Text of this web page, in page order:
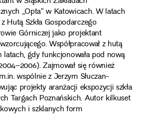
„Opta” w Katowicach. W latach
Hutą Szkła Gospodarczego
Górniczej jako projektant
Współpracował z hutą
gdy funkcjonowała pod nową
Zajmował się również
wspólnie z Jerzym Słuczan-
projekty aranżacji ekspozycji szkła
Targach Poznańskich. Autor kilkuset
i szklanych form